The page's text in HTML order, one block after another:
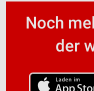
Noch
der